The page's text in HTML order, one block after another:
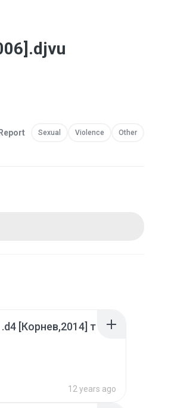
Report Sexual Violence Other
[Корнев,2014] т
12 years ago